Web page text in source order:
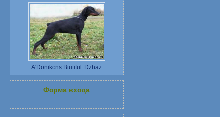
A'Donikons Biutifull Dzhaz
Форма входа